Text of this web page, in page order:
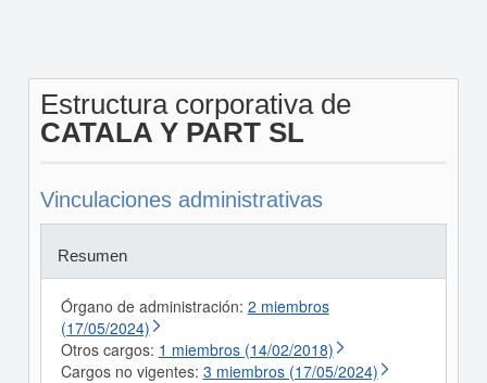
Estructura corporativa de
CATALA Y PART SL
Vinculaciones administrativas
Resumen
Órgano de administración: 2 miembros
(17/05/2024)
Otros cargos: 1 miembros (14/02/2018)
Cargos no vigentes: 3 miembros (17/05/2024)